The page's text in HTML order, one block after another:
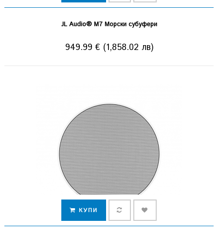
JL Audio® M7 Морски субуфери
949.99 € (1,858.02 лв)
КУПИ